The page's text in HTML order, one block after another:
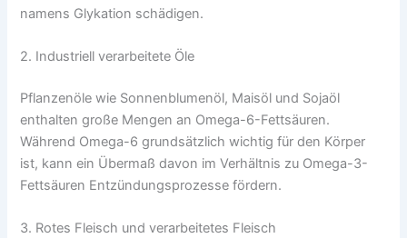
namens Glykation schädigen.
2. Industriell verarbeitete Öle
Pflanzenöle wie Sonnenblumenöl, Maisöl und Sojaöl
enthalten große Mengen an Omega-6-Fettsäuren.
Während Omega-6 grundsätzlich wichtig für den Körper
ist, kann ein Übermaß davon im Verhältnis zu Omega-3-
Fettsäuren Entzündungsprozesse fördern.
3. Rotes Fleisch und verarbeitetes Fleisch